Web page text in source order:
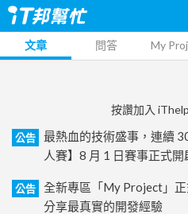
文章 問答 My
按讚加入
公告
最熱血的技術盛事，連續
人賽】8 月 1 日賽事正式開
公告
全新專區「My Project」正
分享最真實的開發經驗